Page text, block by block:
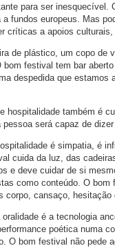
para ser inesquecível.
fundos europeus. Mas
críticas a apoios
de plástico, um copo de
festival tem bar
despedida que estamos
hospitalidade também é
será capaz de
é simpatia, é
cuida da luz, das
e deve cuidar de si
como conteúdo. O bom
corpo, cansaço, hesitação
é a tecnologia
poética numa
O bom festival não pede